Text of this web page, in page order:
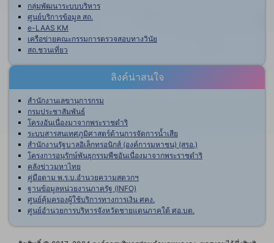
กลุ่มพัฒนาระบบบริหาร
ศูนย์บริการข้อมูล สถ.
e-LAAS KM
เครือข่ายคณะกรรมการตรวจสอบทางวินัย
สถ.ชวนเที่ยว
ลิงค์น่าสนใจ
สำนักงานเลขานุการกรม
กรมประชาสัมพันธ์
โครงอันเนื่องมาจากพระราชดำริ
ระบบสารสนเทศภูมิศาสตร์ด้านการจัดการน้ำเสีย
สำนักงานรัฐบาลอิเล็กทรอนิกส์ (องค์การมหาชน) (สรอ.)
โครงการอนุรักษ์พันธุกรรมพืชอันเนื่องมาจากพระราชดำริ
คลังข่าวมหาไทย
คู่มือตาม พ.ร.บ.อำนวยความสดวกฯ
ฐานข้อมูลหน่วยงานภาครัฐ (INFO)
ศูนย์คุ้มครองผู้ใช้บริการทางการเงิน ศคง.
ศูนย์อำนวยการบริหารจังหวัดชายแดนภาคใต้ ศอ.บต.